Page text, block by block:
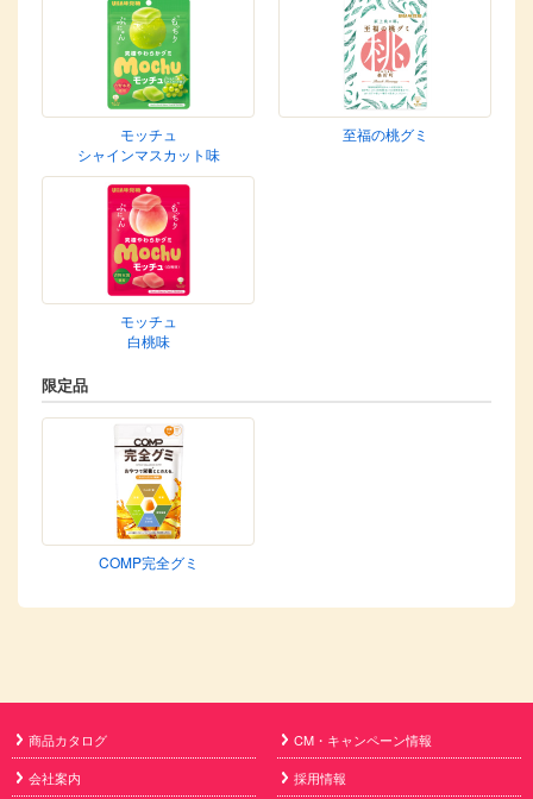
モッチュ
シャインマスカット味
至福の桃グミ
モッチュ
白桃味
限定品
COMP完全グミ
商品カタログ
CM・キャンペーン情報
会社案内
採用情報